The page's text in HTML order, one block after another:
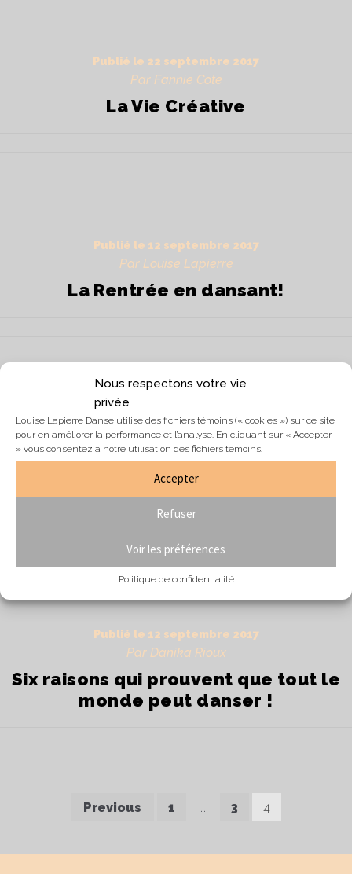
Nous respectons votre vie
privée
Louise Lapierre Danse utilise des fichiers témoins (« cookies ») sur ce site
pour en améliorer la performance et l’analyse. En cliquant sur « Accepter
» vous consentez à notre utilisation des fichiers témoins.
Accepter
Refuser
Voir les préférences
Politique de confidentialité
Publié le 22 septembre 2017
Par Fannie Cote
La Vie Créative
Publié le 12 septembre 2017
Par Louise Lapierre
La Rentrée en dansant!
Publié le 12 septembre 2017
Par Aimee Simard
LLDanse passe à table avec ses
nouveaux blogues !
Publié le 12 septembre 2017
Par Danika Rioux
Six raisons qui prouvent que tout le
monde peut danser !
PaginationPrevious 1 3 4